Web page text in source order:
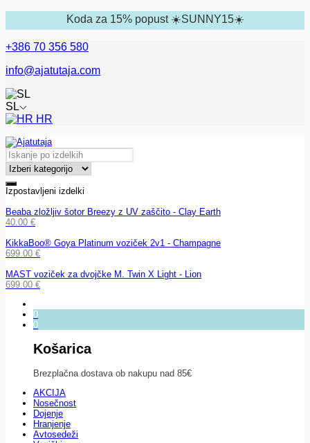
Koda za 15% popust ☀️SUNNY15☀️
+386 70 356 580
info@ajatutaja.com
SL
HR
Izpostavljeni izdelki
Beaba zložljiv šotor Breezy z UV zaščito - Clay Earth
40.00 €
KikkaBoo® Goya Platinum voziček 2v1 - Champagne
699.00 €
MAST voziček za dvojčke M. Twin X Light - Lion
699.00 €
0
0
Košarica
Brezplačna dostava ob nakupu nad 85€
AKCIJA
Nosečnost
Dojenje
Hranjenje
Avtosedeži